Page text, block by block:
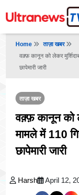
Home
ताज़ा खबर
वक़्फ़ कानून को लेकर
छापेमारी जारी
ताज़ा खबर
वक़्फ़ कानून को
मामले में 110
छापेमारी जारी
Harsh April 12,